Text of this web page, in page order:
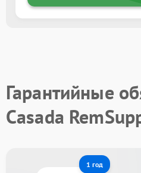
Гарантийные
Casada
1 год